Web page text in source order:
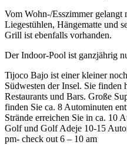
Vom Wohn-/Esszimmer gelangt
Liegestühlen, Hängematte und
Grill ist ebenfalls vorhanden.
Der Indoor-Pool ist ganzjährig
Tijoco Bajo ist einer kleiner
Südwesten der Insel. Sie finden
Restaurants und Bars. Große
finden Sie ca. 8 Autominuten
Strände erreichen Sie in ca. 10
Golf und Golf Adeje 10-15
pm- check out 6 – 10 am